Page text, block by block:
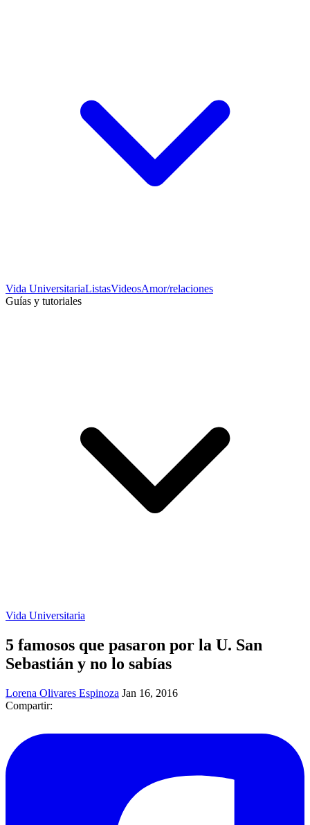
Vida UniversitariaListasVideosAmor/relaciones
Guías y tutoriales
Vida Universitaria
5 famosos que pasaron por la U. San
Sebastián y no lo sabías
Lorena Olivares Espinoza Jan 16, 2016
Compartir: